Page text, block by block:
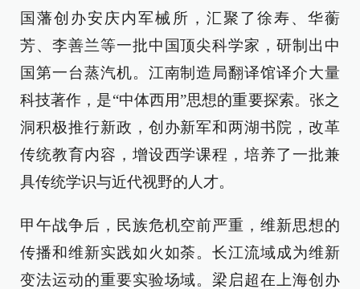
国藩创办安庆内军械所，汇聚了徐寿、华蘅
芳、李善兰等一批中国顶尖科学家，研制出中
国第一台蒸汽机。江南制造局翻译馆译介大量
科技著作，是“中体西用”思想的重要探索。张之
洞积极推行新政，创办新军和两湖书院，改革
传统教育内容，增设西学课程，培养了一批兼
具传统学识与近代视野的人才。
甲午战争后，民族危机空前严重，维新思想的
传播和维新实践如火如荼。长江流域成为维新
变法运动的重要实验场域。梁启超在上海创办